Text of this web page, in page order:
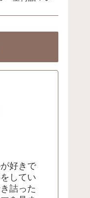
好きで
してい
詰った